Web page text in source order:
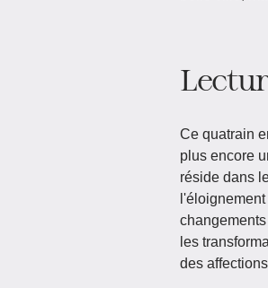
Ce quatrain
plus encore
réside dans
les
des